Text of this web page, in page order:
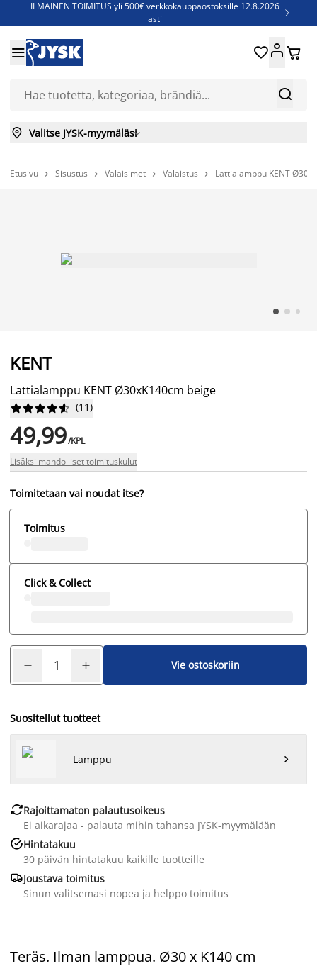
ILMAINEN TOIMITUS yli 500€ verkkokauppaostoksille 12.8.2026
asti

Jenkkisänkyjä - Säästä jopa 60%


 
 Valitse JYSK-myymäläsi
Etusivu  Sisustus  Valaisimet  Valaistus  Lattialamppu KENT
KENT
Lattialamppu KENT Ø30xK140cm beige





 (11)
49,99/KPL
Lisäksi mahdolliset toimituskulut
Toimitetaan vai noudat itse?
Toimitus
Click & Collect
Vie ostoskoriin
Suositellut tuotteet
Lamppu 
Rajoittamaton palautusoikeus
Ei aikarajaa - palauta mihin tahansa JYSK-myymälään
Hintatakuu
30 päivän hintatakuu kaikille tuotteille
Joustava toimitus
Sinun valitsemasi nopea ja helppo toimitus
Teräs. Ilman lamppua. Ø30 x K140 cm